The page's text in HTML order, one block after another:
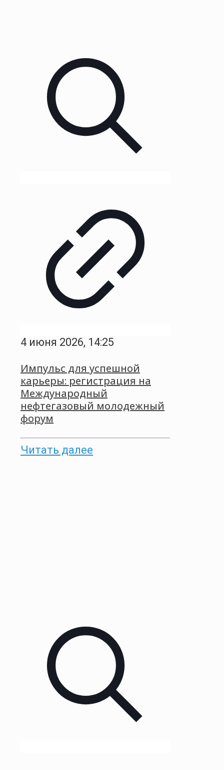
4 июня 2026, 14:25
Импульс для успешной
карьеры: регистрация на
Международный
нефтегазовый молодежный
форум
Читать далее